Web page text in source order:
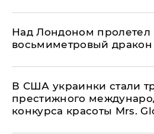
Над Лондоном пролетел
восьмиметровый дракон
В США украинки стали
престижного
конкурса красоты Mrs.